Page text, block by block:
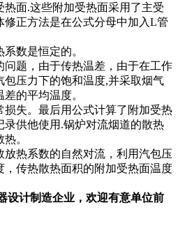
热面.这些附加受热面采用了主受
正方法是在公式分母中加入L管
数是恒定的。
题，由于传热温差，由于在工作
压力下的饱和温度,并采取烟气
的平均温度。
损失。最后用公式计算了附加受热
供他使用.锅炉对流烟道的散热
。
放热系数的自然对流，利用汽包压
，传热散热面积的附加受热面温度
计制造企业，欢迎有意单位前